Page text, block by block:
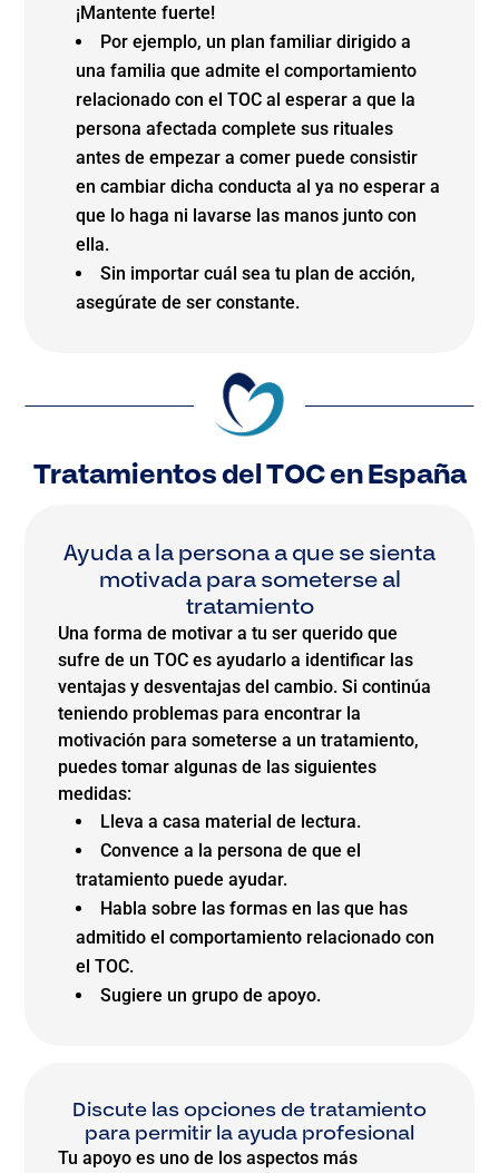
¡Mantente fuerte!
Por ejemplo, un plan familiar dirigido a
una familia que admite el comportamiento
relacionado con el TOC al esperar a que la
persona afectada complete sus rituales
antes de empezar a comer puede consistir
en cambiar dicha conducta al ya no esperar a
que lo haga ni lavarse las manos junto con
ella.
Sin importar cuál sea tu plan de acción,
asegúrate de ser constante.
Tratamientos del TOC en España
Ayuda a la persona a que se sienta
motivada para someterse al
tratamiento
Una forma de motivar a tu ser querido que
sufre de un TOC es ayudarlo a identificar las
ventajas y desventajas del cambio. Si continúa
teniendo problemas para encontrar la
motivación para someterse a un tratamiento,
puedes tomar algunas de las siguientes
medidas:
Lleva a casa material de lectura.
Convence a la persona de que el
tratamiento puede ayudar.
Habla sobre las formas en las que has
admitido el comportamiento relacionado con
el TOC.
Sugiere un grupo de apoyo.
Discute las opciones de tratamiento
para permitir la ayuda profesional
Tu apoyo es uno de los aspectos más